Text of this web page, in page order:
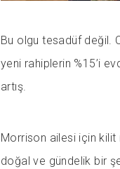
Bu olgu tesadüf değil.
yeni rahiplerin %15’i
artış.
Morrison ailesi için kilit
doğal ve gündelik bir